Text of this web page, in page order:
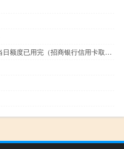
招商银行信用卡取现显示当日额度已用完（招商银行信用卡取现）